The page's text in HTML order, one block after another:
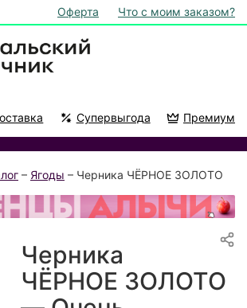
Оферта Что с моим заказом?
Супервыгода Премиум
– Ягоды – Черника ЧЁРНОЕ ЗОЛОТО
Черника
ЧЁРНОЕ ЗОЛОТО